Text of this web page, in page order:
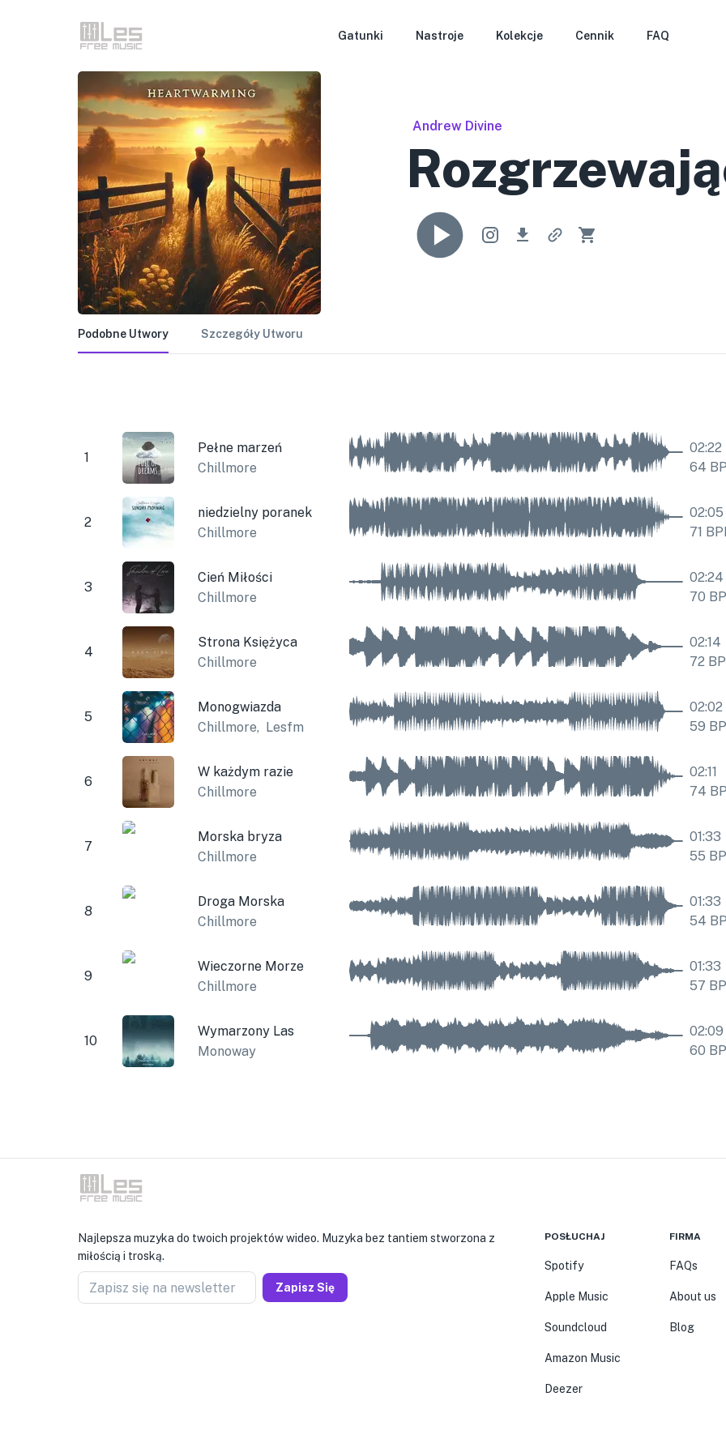
Gatunki Nastroje Kolekcje Cennik FAQ
Andrew Divine
Podobne Utwory Szczegóły Utworu
1
Pełne marzeń
Chillmore
02:22
64
2
niedzielny poranek
Chillmore
02:05
71
3
Cień Miłości
Chillmore
02:24
70
4
Strona Księżyca
Chillmore
02:14
72
5
Monogwiazda
Chillmore, Lesfm
02:02
59
6
W każdym razie
Chillmore
02:11
74
7
Morska bryza
Chillmore
01:33
55
8
Droga Morska
Chillmore
01:33
54
9
Wieczorne Morze
Chillmore
01:33
57
10
Wymarzony Las
Monoway
02:09
60
Najlepsza muzyka do twoich projektów wideo. Muzyka bez tantiem stworzona z
miłością i troską.
Zapisz się na newsletter Zapisz Się
POSŁUCHAJ
Spotify
Apple Music
Soundcloud
Amazon Music
Deezer
FIRMA
FAQs
About us
Blog